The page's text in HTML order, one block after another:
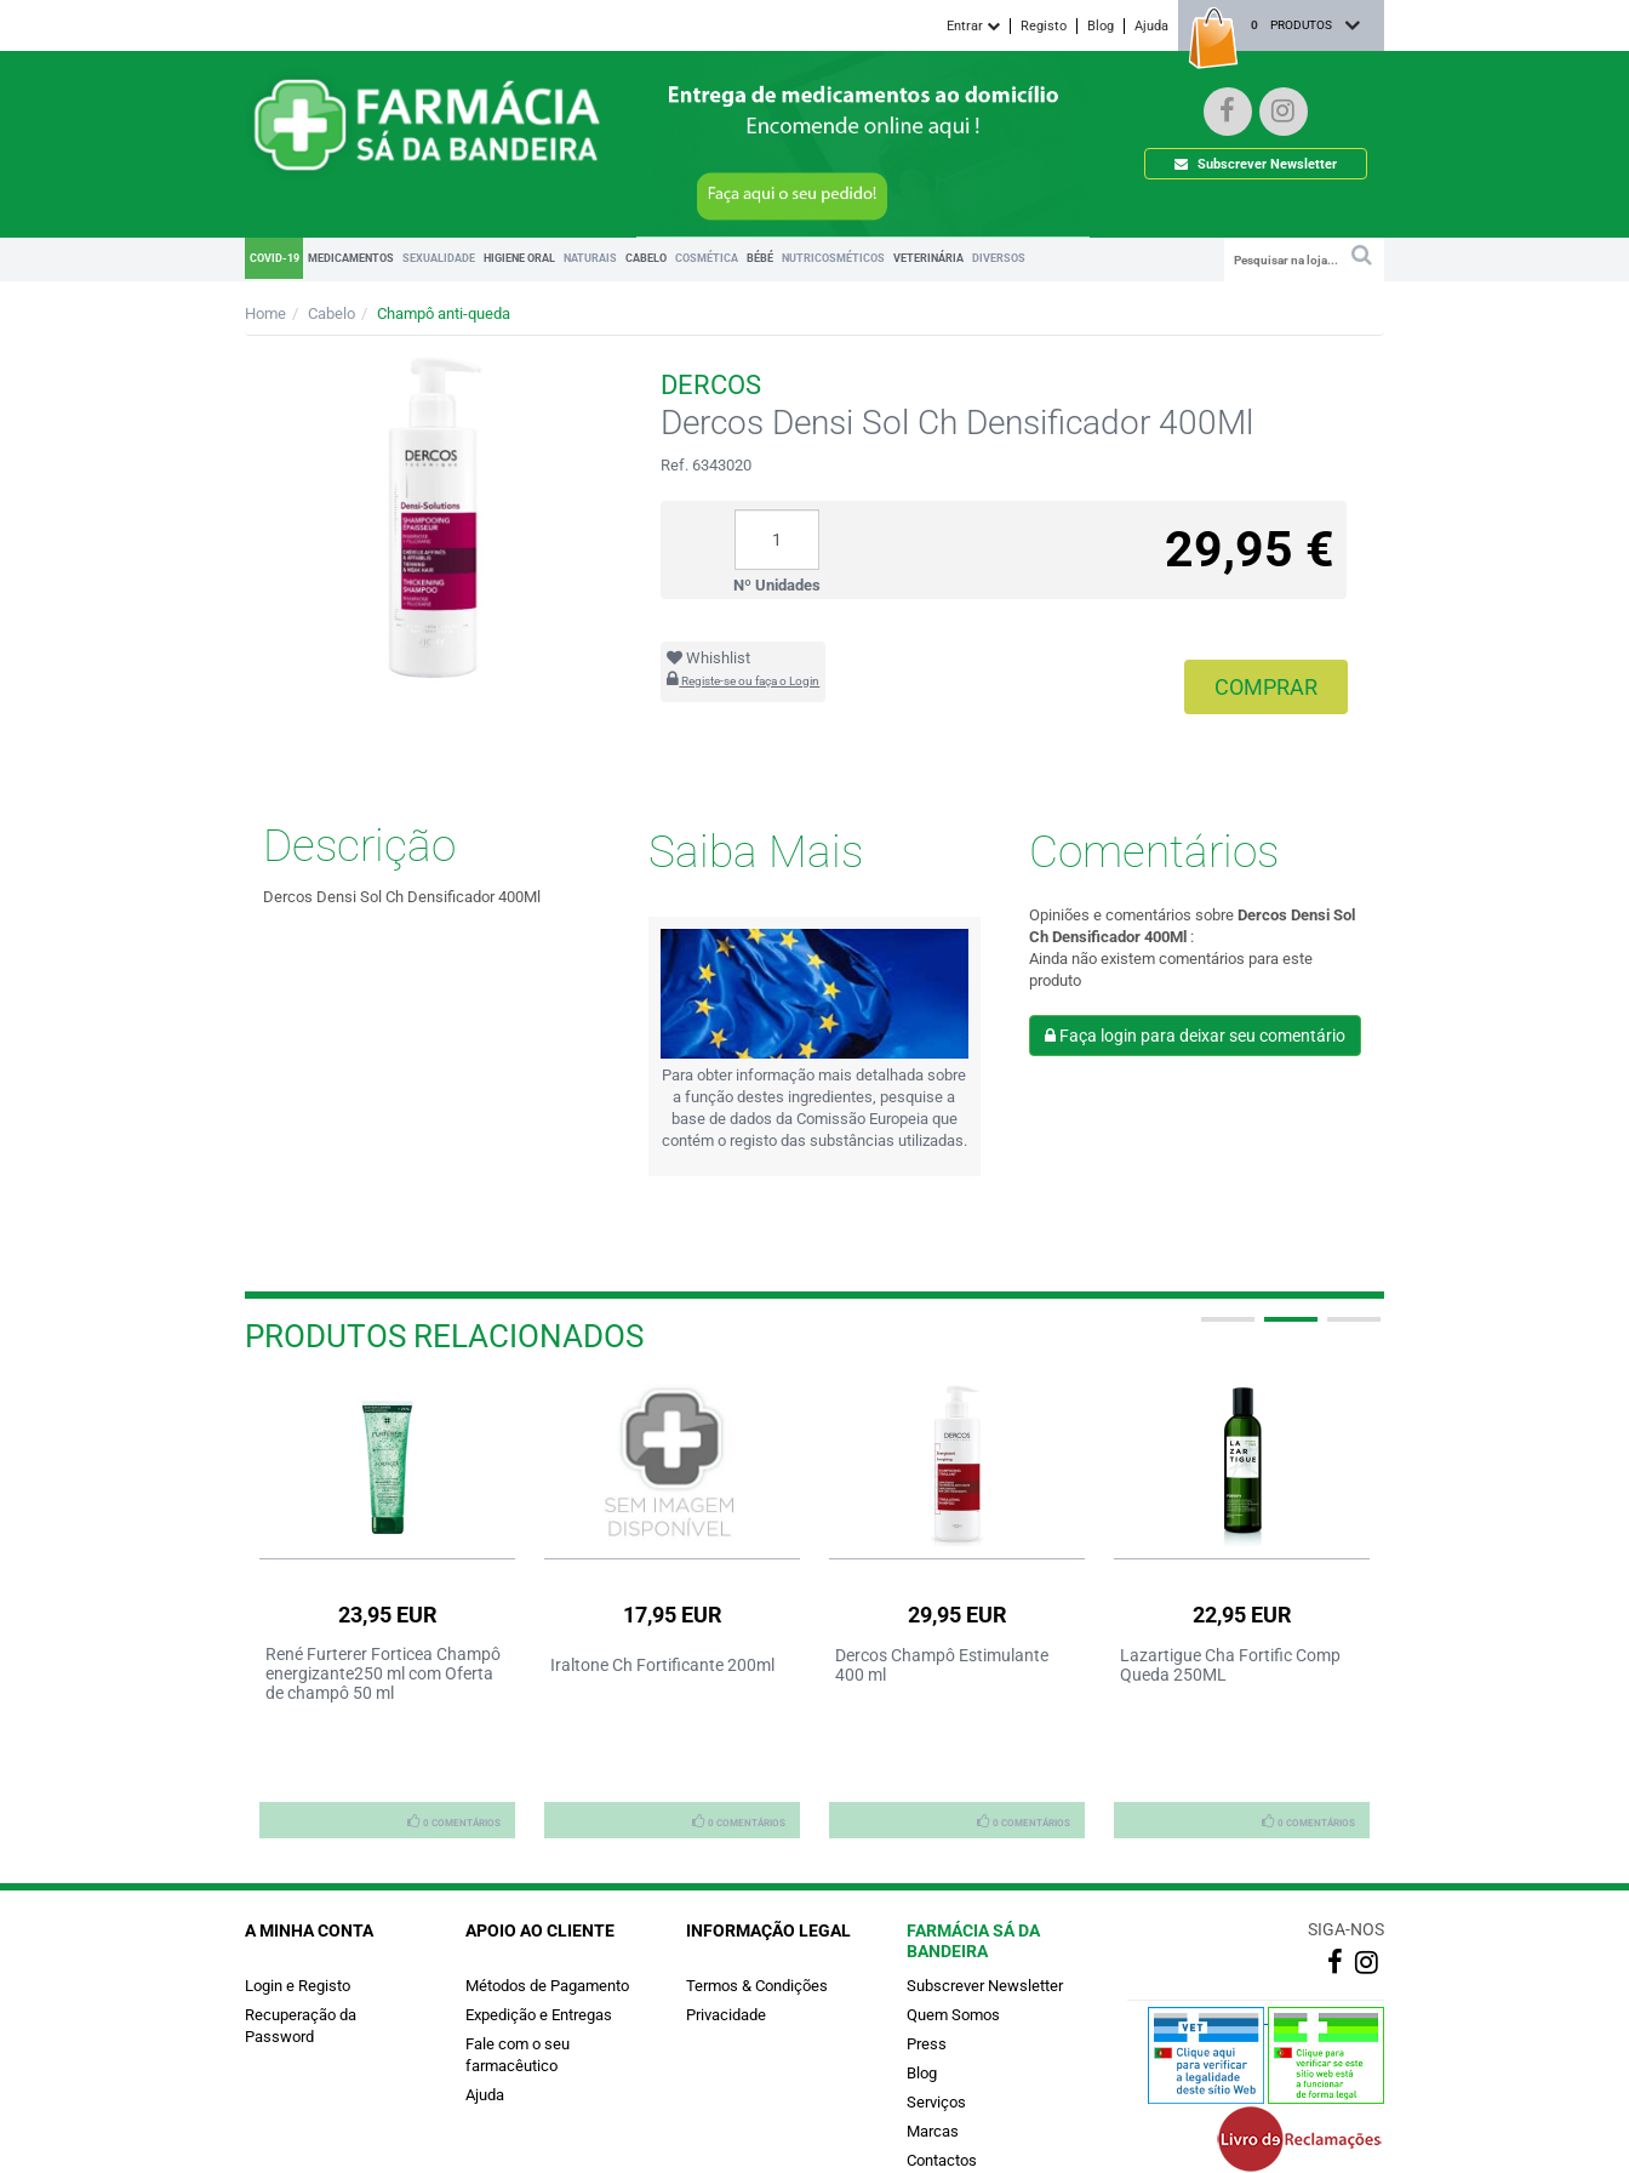
0 PRODUTOS
Entrar Registo Blog Ajuda
Subscrever Newsletter
COVID-19 MEDICAMENTOS SEXUALIDADE HIGIENE ORAL NATURAIS CABELO COSMÉTICA BÉBÉ NUTRICOSMÉTICOS VETERINÁRIA DIVERSOS
Home Cabelo Champô anti-queda
DERCOS
Dercos Densi Sol Ch Densificador 400Ml
Ref. 6343020
29,95 €
Nº Unidades
Whishlist
Registe-se ou faça o Login COMPRAR
Descrição
Dercos Densi Sol Ch Densificador 400Ml
Saiba Mais
Para obter informação mais detalhada sobre
a função destes ingredientes, pesquise a
base de dados da Comissão Europeia que
contém o registo das substâncias utilizadas.
Comentários
Opiniões e comentários sobre Dercos Densi Sol
Ch Densificador 400Ml :
Ainda não existem comentários para este
produto
Faça login para deixar seu comentário
PRODUTOS RELACIONADOS
23,95 EUR
René Furterer Forticea Champô
energizante250 ml com Oferta
de champô 50 ml
0 COMENTÁRIOS
17,95 EUR
Iraltone Ch Fortificante 200ml
0 COMENTÁRIOS
29,95 EUR
Dercos Champô Estimulante
400 ml
0 COMENTÁRIOS
22,95 EUR
Lazartigue Cha Fortific Comp
Queda 250ML
0 COMENTÁRIOS
A MINHA CONTA
Login e Registo
Recuperação da
Password
APOIO AO CLIENTE
Métodos de Pagamento
Expedição e Entregas
Fale com o seu
farmacêutico
Ajuda
INFORMAÇÃO LEGAL
Termos & Condições
Privacidade
FARMÁCIA SÁ DA
BANDEIRA
Subscrever Newsletter
Quem Somos
Press
Blog
Serviços
Marcas
Contactos
SIGA-NOS